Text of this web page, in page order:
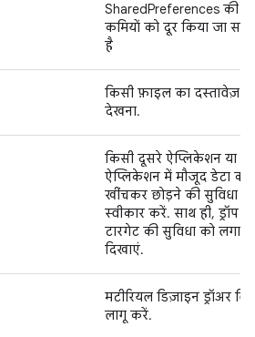
SharedPreferences की
कमियों को दूर किया जा
है
किसी फ़ाइल का दस्तावेज़
देखना.
किसी दूसरे ऐप्लिकेशन या
ऐप्लिकेशन में मौजूद डेटा को
खींचकर छोड़ने की सुविधा
स्वीकार करें. साथ ही, ड्रॉप
टारगेट की सुविधा को
दिखाएं.
मटीरियल डिज़ाइन ड्रॉअर
लागू करें.